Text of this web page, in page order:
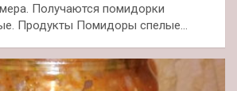
Получаются помидорки
Продукты Помидоры спелые…